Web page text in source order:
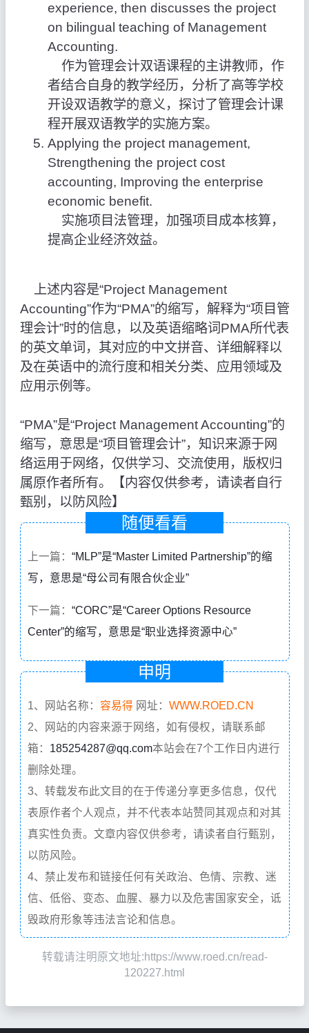
experience, then discusses the project
on bilingual teaching of Management
Accounting.
作为管理会计双语课程的主讲教师，作
者结合自身的教学经历，分析了高等学校
开设双语教学的意义，探讨了管理会计课
程开展双语教学的实施方案。
Applying the project management,
Strengthening the project cost
accounting, Improving the enterprise
economic benefit.
实施项目法管理，加强项目成本核算，
提高企业经济效益。
上述内容是“Project Management
Accounting”作为“PMA”的缩写，解释为“项目管
理会计”时的信息，以及英语缩略词PMA所代表
的英文单词，其对应的中文拼音、详细解释以
及在英语中的流行度和相关分类、应用领域及
应用示例等。
“PMA”是“Project Management Accounting”的
缩写，意思是“项目管理会计”，知识来源于网
络运用于网络，仅供学习、交流使用，版权归
属原作者所有。【内容仅供参考，请读者自行
甄别，以防风险】
随便看看
上一篇： “MLP”是“Master Limited Partnership”的缩
写，意思是“母公司有限合伙企业”
下一篇： “CORC”是“Career Options Resource
Center”的缩写，意思是“职业选择资源中心”
申明
1、网站名称： 容易得 网址： WWW.ROED.CN
2、网站的内容来源于网络，如有侵权，请联系邮
箱： 185254287@qq.com本站会在7个工作日内进行
删除处理。
3、转载发布此文目的在于传递分享更多信息，仅代
表原作者个人观点，并不代表本站赞同其观点和对其
真实性负责。文章内容仅供参考，请读者自行甄别，
以防风险。
4、禁止发布和链接任何有关政治、色情、宗教、迷
信、低俗、变态、血腥、暴力以及危害国家安全，诋
毁政府形象等违法言论和信息。
转载请注明原文地址:https://www.roed.cn/read-
120227.html